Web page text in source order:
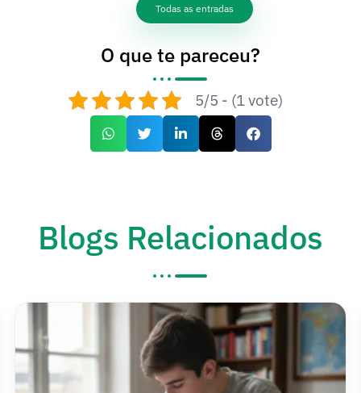
Todas as entradas
O que te pareceu?
5/5 - (1 vote)
Blogs Relacionados